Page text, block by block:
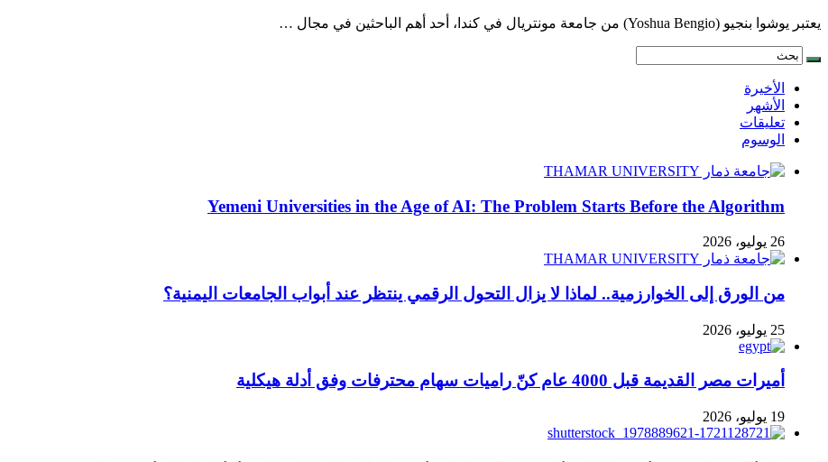
يعتبر يوشوا بنجيو (Yoshua Bengio) من جامعة مونتريال في كندا، أحد أهم الباحثين في مجال …
الأخيرة
الأشهر
تعليقات
الوسوم
Yemeni Universities in the Age of AI: The Problem Starts Before the Algorithm
26 يوليو، 2026
من الورق إلى الخوارزمية.. لماذا لا يزال التحول الرقمي ينتظر عند أبواب الجامعات اليمنية؟
25 يوليو، 2026
أميرات مصر القديمة قبل 4000 عام كنّ راميات سهام محترفات وفق أدلة هيكلية
19 يوليو، 2026